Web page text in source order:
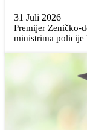
31 Juli 2026
Premijer Zeničko-
ministrima policije